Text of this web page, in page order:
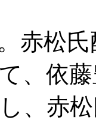
松氏
、依
、赤